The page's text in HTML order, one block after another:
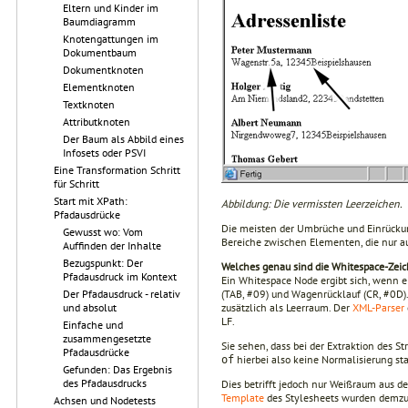
Eltern und Kinder im
Baumdiagramm
Knotengattungen im
Dokumentbaum
Dokumentknoten
Elementknoten
Textknoten
Attributknoten
Der Baum als Abbild eines
Infosets oder PSVI
Eine Transformation Schritt
für Schritt
Start mit XPath:
Pfadausdrücke
Gewusst wo: Vom
Auffinden der Inhalte
Bezugspunkt: Der
Pfadausdruck im Kontext
Der Pfadausdruck - relativ
und absolut
Einfache und
zusammengesetzte
Pfadausdrücke
Gefunden: Das Ergebnis
des Pfadausdrucks
Achsen und Nodetests
Abbildung: Die vermissten Leerzeichen.
Die meisten der Umbrüche und
Bereiche zwischen Elementen, die nur
Welches genau sind die Whitespace-
Ein Whitespace Node ergibt sich, wenn
(TAB, #09) und Wagenrücklauf (CR,
zusätzlich als Leerraum. Der XML-Parser
LF.
Sie sehen, dass bei der Extraktion des
of hierbei also keine Normalisierung
Dies betrifft jedoch nur Weißraum aus
Template des Stylesheets wurden